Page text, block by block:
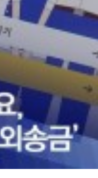
송금 완료되었습니다.(2023년
금)
것도 장점입니다.
(10만엔까지 500엔). 받는 분
빨리 오는 편이지만, 급하거나
인트 받아 수수료 할인을 받으
로 어느곳보다 유리한 금액으로
송금하기:
i/?0ZGS72E0
자세히 알기
서비스입니다. 계좌 개설부터
으로 모두 가능합니다.
가능합니다. 계좌로 송금액을
오고, 한국에서 받는 사람 본인(
.
타사라면 송금 자체가 안 되거나
에서는 보내는 사람이 부모의
메일로 보내기만 하면 승인해 주
도움이 되었습니다.
에 송금이 무사히 완료되었습
원 착금)
빠르고, 일본인 직원이 문의에
인터넷 송금과 다른 장점입니
본인인증을 대신할 수 있음
어로 빠르게 답변해 준다
있던 개인의 연간 송금한도
도)가 국가/개인간 거래액 규모
습니다. 확인해본 바, 2023년
배인 10만달러로 변경되었습
니다.(수수료는 1억에
로 10만원 정도. 은행이나
산 금액이 아니고 한국에서 보
면 은행에서 전화가 온다? 아
도 별도의 수취한도액을 설정하
금이 있을 시, 어떤 자금인지
서류(가족관계증명서), 주택
국어 가족관계증명서를
리해 줬니다. 한국 비거주자의
에 신고가 필요
해서 서류준비가 필요없고
만엔, 한달 한도 500만엔 등(업
제한이 있습니다.